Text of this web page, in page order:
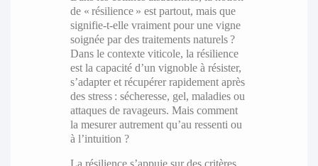
de « résilience » est partout, mais que
signifie-t-elle vraiment pour une vigne
soignée par des traitements naturels ?
Dans le contexte viticole, la résilience
est la capacité d’un vignoble à résister,
s’adapter et récupérer rapidement après
des stress : sécheresse, gel, maladies ou
attaques de ravageurs. Mais comment
la mesurer autrement qu’au ressenti ou
à l’intuition ?